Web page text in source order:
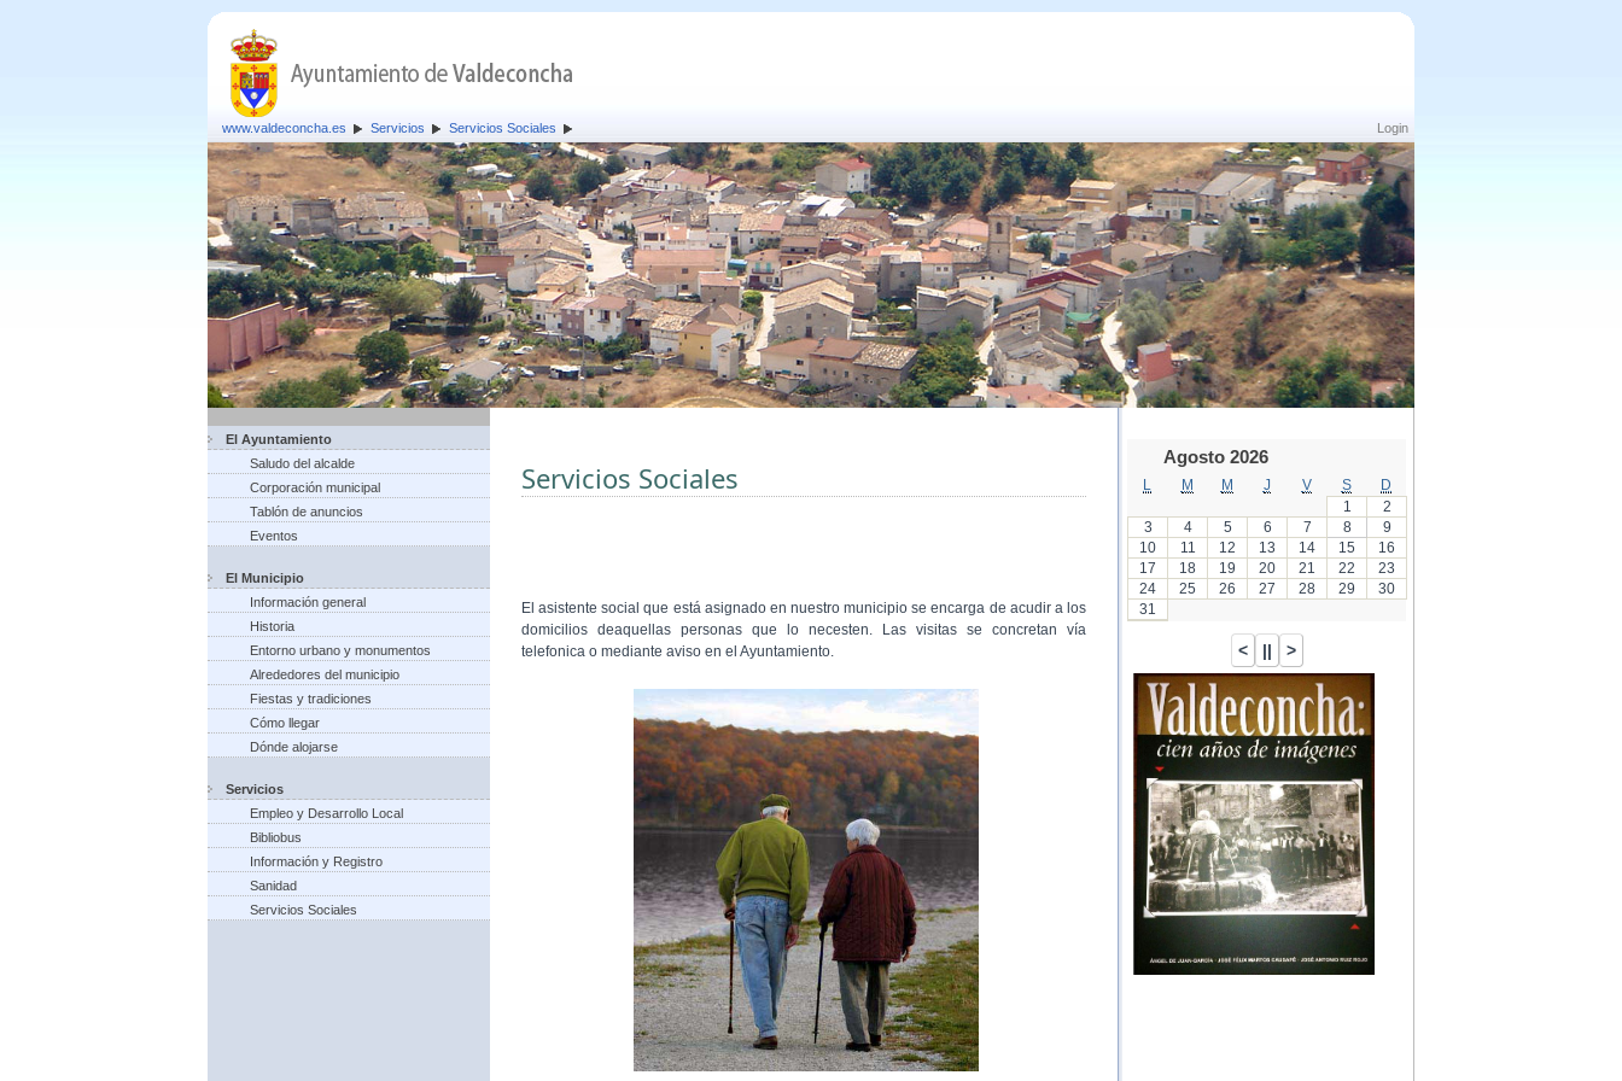
Login
www.valdeconcha.es Servicios Servicios Sociales
El Ayuntamiento
Saludo del alcalde
Corporación municipal
Tablón de anuncios
Eventos
El Municipio
Información general
Historia
Entorno urbano y monumentos
Alrededores del municipio
Fiestas y tradiciones
Cómo llegar
Dónde alojarse
Servicios
Empleo y Desarrollo Local
Bibliobus
Información y Registro
Sanidad
Servicios Sociales
Servicios Sociales
El asistente social que está asignado en nuestro municipio se encarga de acudir a los
domicilios deaquellas personas que lo necesten. Las visitas se concretan vía
telefonica o mediante aviso en el Ayuntamiento.
Agosto 2026
M M J V S
D
1
2
3
4 5 6 7 8
9
10
11 12 13 14 15
16
17
18 19 20 21 22
23
24
25 26 27 28 29
30
31